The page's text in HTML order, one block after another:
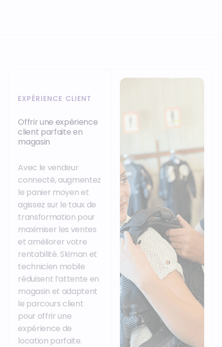
EXPÉRIENCE CLIENT
Offrir une expérience
client parfaite en
magasin
Avec le vendeur
connecté, augmentez
le panier moyen et
agissez sur le taux de
transformation pour
maximiser les ventes
et améliorer votre
rentabilité. Skiman et
technicien mobile
réduisent l’attente en
magasin et adaptent
le parcours client
pour offrir une
expérience de
location parfaite.